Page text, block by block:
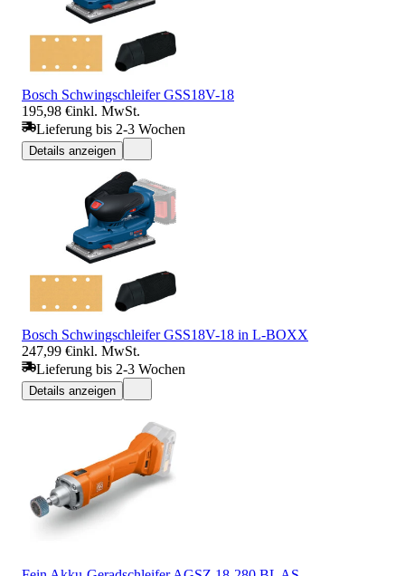
Bosch Schwingschleifer GSS18V-18
195,98 €inkl. MwSt.
Lieferung bis 2-3 Wochen
Details anzeigen
Bosch Schwingschleifer GSS18V-18 in L-BOXX
247,99 €inkl. MwSt.
Lieferung bis 2-3 Wochen
Details anzeigen